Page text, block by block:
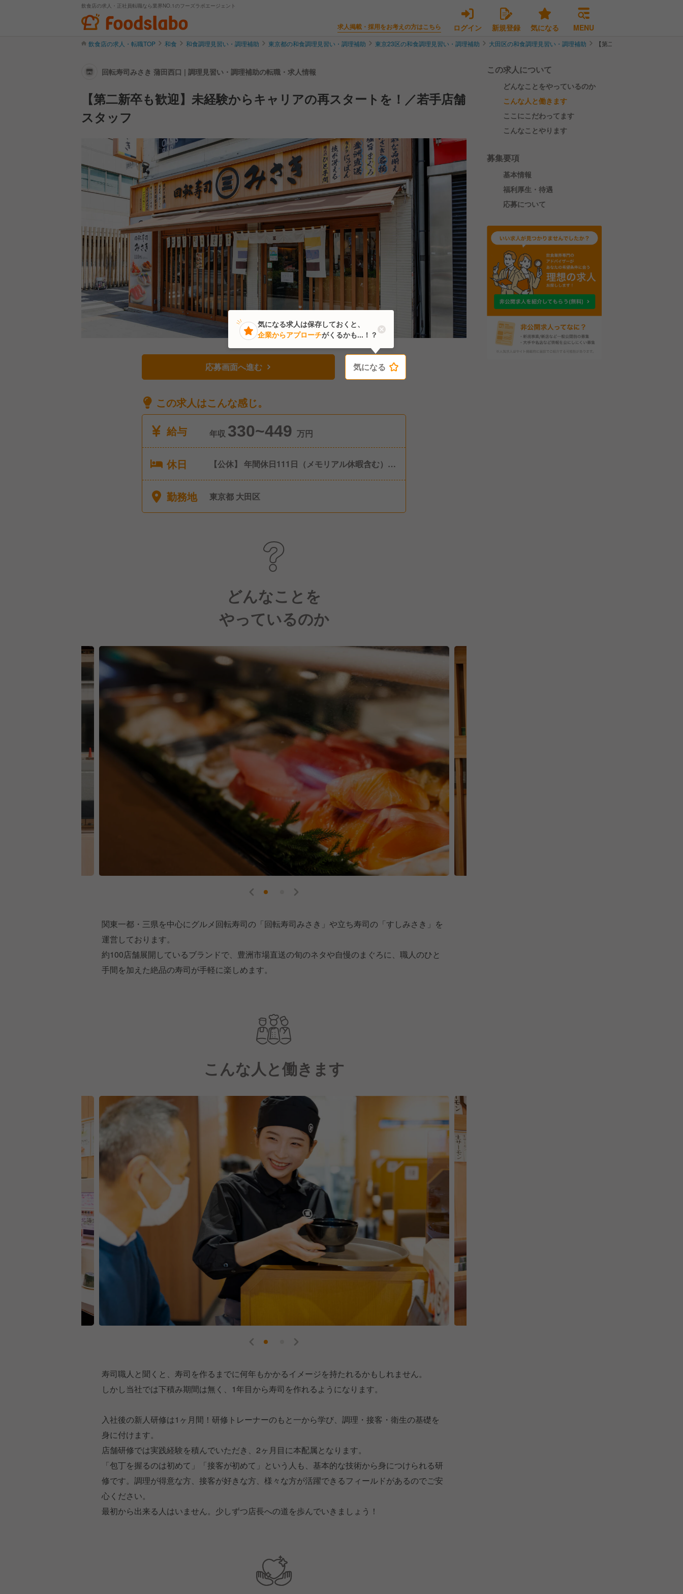
飲食店の求人・正社員転職なら業界NO.1のフーズラボエージェント
求人掲載・採用をお考えの方はこちら ログイン 新規登録 気になる MENU
飲食店の求人・転職TOP 和食 和食調理見習い・調理補助 東京都の和食調理見習い・調理補助 東京23区の和食調理見習い・調理補助 大田区の和食調理見習い・調理補助 【第二新卒も歓迎】未経験か
回転寿司みさき 蒲田西口 | 調理見習い・調理補助の転職・求人情報
【第二新卒も歓迎】未経験からキャリアの再スタートを！／若手店舗
スタッフ
応募画面へ進む 気になる
この求人はこんな感じ。
給与
年収 330~449 万円
休日
【公休】 年間休日111日（メモリアル休暇含む）
日付与（計10日） 有給休暇備蓄制度あり 【休暇制
度】 産前・産後休暇 育児休暇（ファミリータイ
勤務地 東京都 大田区
どんなことを
やっているのか
関東一都・三県を中心にグルメ回転寿司の「回転寿司みさき」や立ち寿司の「すしみさき」を
運営しております。
約100店舗展開しているブランドで、豊洲市場直送の旬のネタや自慢のまぐろに、職人のひと
手間を加えた絶品の寿司が手軽に楽しめます。
こんな人と働きます
寿司職人と聞くと、寿司を作るまでに何年もかかるイメージを持たれるかもしれません。
しかし当社では下積み期間は無く、1年目から寿司を作れるようになります。
入社後の新人研修は1ヶ月間！研修トレーナーのもと一から学び、調理・接客・衛生の基礎を
身に付けます。
店舗研修では実践経験を積んでいただき、2ヶ月目に本配属となります。
「包丁を握るのは初めて」「接客が初めて」という人も、基本的な技術から身につけられる研
修です。調理が得意な方、接客が好きな方、様々な方が活躍できるフィールドがあるのでご安
心ください。
最初から出来る人はいません。少しずつ店長への道を歩んでいきましょう！
この求人について
どんなことをやっているのか
こんな人と働きます
ここにこだわってます
こんなことやります
募集要項
基本情報
福利厚生・待遇
応募について
気になる
気になる求人は保存しておくと、
企業からアプローチがくるかも...！？